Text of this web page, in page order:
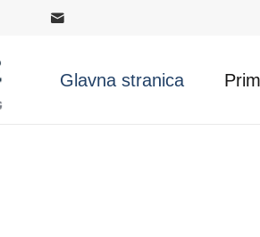
Glavna stranica